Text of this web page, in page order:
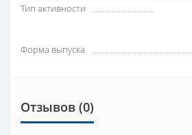
Тип активности
Форма выпуска
Отзывов (0)